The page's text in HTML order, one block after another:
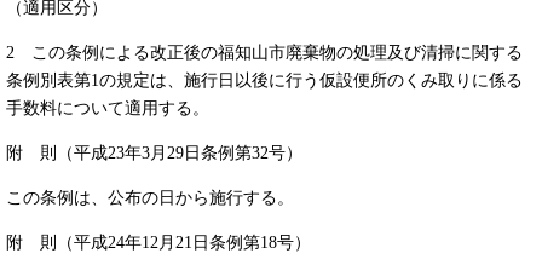
（適用区分）
2 この条例による改正後の福知山市廃棄物の処理及び清掃に関する
条例別表第1の規定は、施行日以後に行う仮設便所のくみ取りに係る
手数料について適用する。
附 則（平成23年3月29日条例第32号）
この条例は、公布の日から施行する。
附 則（平成24年12月21日条例第18号）